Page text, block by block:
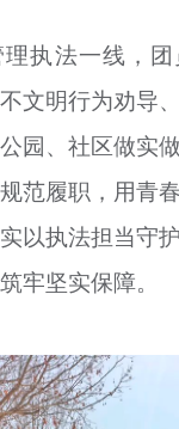
执法一线，
文明行为劝导
园、社区做实
范履职，用青
以执法担当守
牢坚实保障。